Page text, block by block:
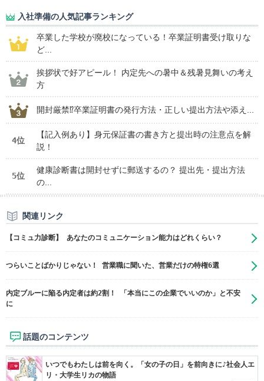
入社準備の人気記事ランキング
卒業した学校が廃校になっている！卒業証明書受け取りな
ど...
挨拶状で好アピール！ 内定先への暑中＆残暑見舞いの考え
方
開封厳禁⁉卒業証明書の発行方法・正しい提出方法や添え...
4位
【記入例あり】身元保証書の書き方と提出時の注意点を解
説！
5位
健康診断書は開封せずに郵送するの？ 提出先・提出方法
の...
関連リンク
【コミュ力診断】 あなたのコミュニケーション能力はどれくらい？
つらいことばかりじゃない！ 営業職に聞いた、営業だけの特権6選
内定ブルーに陥る内定者は約2割！ 「本当にこの企業でいいのか」と不安
に
話題のコンテンツ
いつでもわたしは前を向く。「女の子の日」を前向きに♪社会人エ
リ・大学生リカの物語